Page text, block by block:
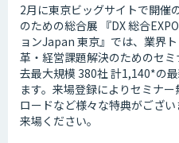
2月に東京ビッグサイトで開催
のための総合展 『DX 総合
ョンJapan 東京』では、業界
革・経営課題解決のためのセ
去最大規模 380社 計1,140*の
ます。来場登録によりセミナ
ロードなど様々な特典がござ
来場ください。